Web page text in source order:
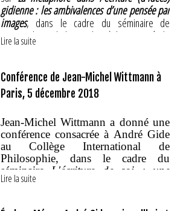
gidienne : les ambivalences d’une pensée par
images, dans le cadre du séminaire de
master de Michela Gardini, à l'Université de
Bergame (Italie), le vendredi 7 décembre
Résumé de la conférence :
Il s'agira dans un premier temps de cerner les
lamétaphore, en l'occurrence, les raisons de
sa méfiance pour cette figure de
style. Pourtant, nous verrons dans un
deuxième temps que son écriture ne laisse
pas d'y recourir, quel que soit le genre de
l'oeuvre concernée : les métaphores sont
Lire la suite
Conférence de Jean-Michel Wittmann à
Paris, 5 décembre 2018
Jean-Michel Wittmann a donné une
conférence consacrée à André Gide
au Collège International de
Philosophie, dans le cadre du
séminaire L'écriture de soi : une
éthique de soi immoraliste ?
Isabelle Galichon, le mercredi 5
Lire la suite